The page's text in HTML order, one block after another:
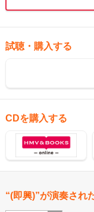
試聴・購入する
CDを購入する
“(即興)”が演奏され